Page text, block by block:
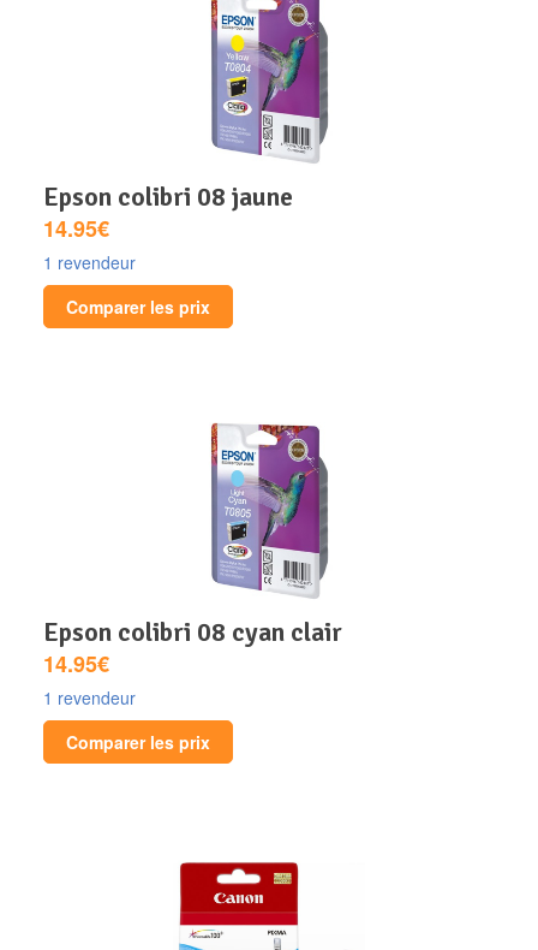
epson colibri 08 jaune
14.95€
1 revendeur
Comparer les prix
epson colibri 08 cyan clair
14.95€
1 revendeur
Comparer les prix